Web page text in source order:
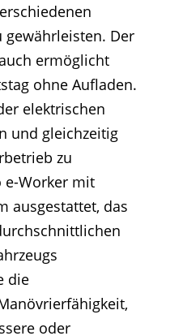
gewährleisten. Der
ermöglicht
ohne Aufladen.
elektrischen
und gleichzeitig
zu
e-Worker mit
ausgestattet, das
die
oder